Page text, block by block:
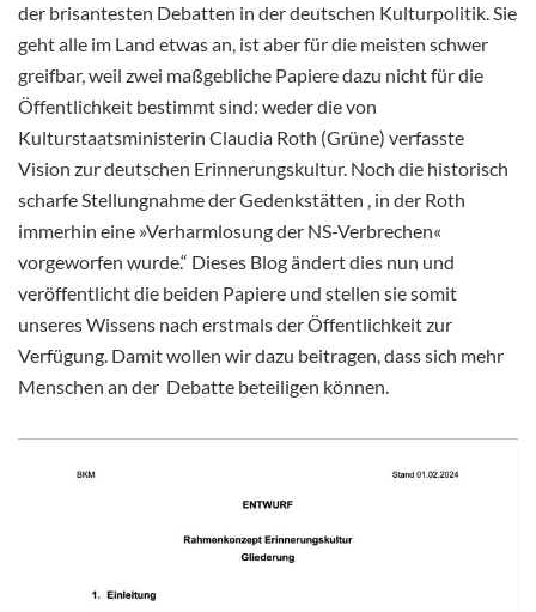
der brisantesten Debatten in der deutschen Kulturpolitik. Sie
geht alle im Land etwas an, ist aber für die meisten schwer
greifbar, weil zwei maßgebliche Papiere dazu nicht für die
Öffentlichkeit bestimmt sind: weder die von
Kulturstaatsministerin Claudia Roth (Grüne) verfasste
Vision zur deutschen Erinnerungskultur. Noch die historisch
scharfe Stellungnahme der Gedenkstätten , in der Roth
immerhin eine »Verharmlosung der NS-Verbrechen«
vorgeworfen wurde.“ Dieses Blog ändert dies nun und
veröffentlicht die beiden Papiere und stellen sie somit
unseres Wissens nach erstmals der Öffentlichkeit zur
Verfügung. Damit wollen wir dazu beitragen, dass sich mehr
Menschen an der Debatte beteiligen können.